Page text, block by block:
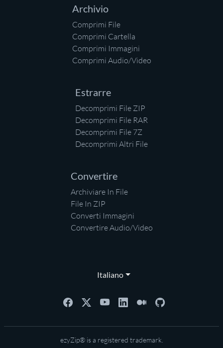
Archivio
Comprimi File
Comprimi Cartella
Comprimi Immagini
Comprimi Audio/Video
Estrarre
Decomprimi File ZIP
Decomprimi File RAR
Decomprimi File 7Z
Decomprimi Altri File
Convertire
Archiviare In File
File In ZIP
Converti Immagini
Convertire Audio/Video
Italiano
ezyZip® is a registered trademark.